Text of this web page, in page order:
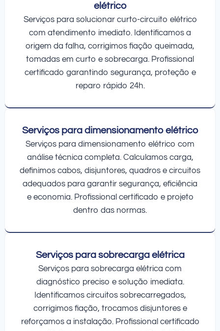
elétrico
Serviços para solucionar curto-circuito elétrico
com atendimento imediato. Identificamos a
origem da falha, corrigimos fiação queimada,
tomadas em curto e sobrecarga. Profissional
certificado garantindo segurança, proteção e
reparo rápido 24h.
Serviços para dimensionamento elétrico
Serviços para dimensionamento elétrico com
análise técnica completa. Calculamos carga,
definimos cabos, disjuntores, quadros e circuitos
adequados para garantir segurança, eficiência
e economia. Profissional certificado e projeto
dentro das normas.
Serviços para sobrecarga elétrica
Serviços para sobrecarga elétrica com
diagnóstico preciso e solução imediata.
Identificamos circuitos sobrecarregados,
corrigimos fiação, trocamos disjuntores e
reforçamos a instalação. Profissional certificado